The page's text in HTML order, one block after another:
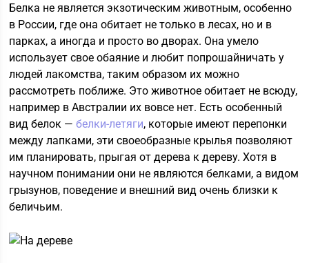
Белка не является экзотическим животным, особенно
в России, где она обитает не только в лесах, но и в
парках, а иногда и просто во дворах. Она умело
использует свое обаяние и любит попрошайничать у
людей лакомства, таким образом их можно
рассмотреть поближе. Это животное обитает не всюду,
например в Австралии их вовсе нет. Есть особенный
вид белок —белки-летяги, которые имеют перепонки
между лапками, эти своеобразные крылья позволяют
им планировать, прыгая от дерева к дереву. Хотя в
научном понимании они не являются белками, а видом
грызунов, поведение и внешний вид очень близки к
беличьим.